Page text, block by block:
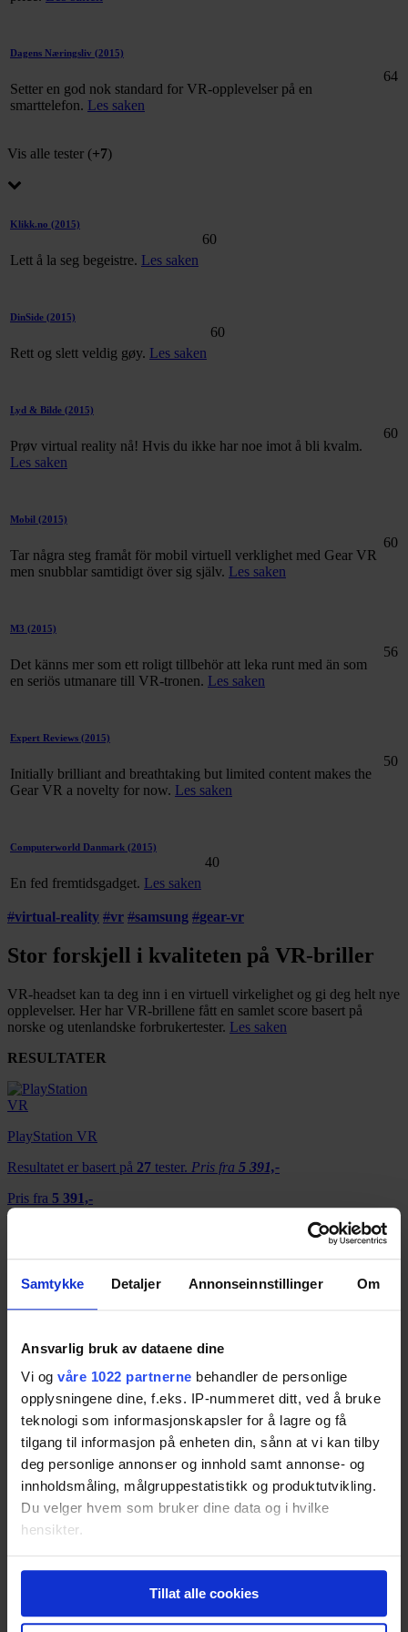
Samtykke Detaljer Annonseinnstillinger Om
Ansvarlig bruk av dataene dine
Vi og våre 1022 partnerne behandler de personlige
opplysningene dine, f.eks. IP-nummeret ditt, ved å bruke
teknologi som informasjonskapsler for å lagre og få
tilgang til informasjon på enheten din, sånn at vi kan tilby
deg personlige annonser og innhold samt annonse- og
innholdsmåling, målgruppestatistikk og produktutvikling.
Du velger hvem som bruker dine data og i hvilke
hensikter.
Hvis du gir oss lov, vil vi også gjerne:
Innhente informasjon om den geografiske
beliggenheten din, som kan være nøyaktig innenfor
Tillat alle cookies
Dagens Næringsliv (2015)
Setter en god nok standard for VR-opplevelser på en
smarttelefon. Les saken
64
Vis alle tester (+7)
Klikk.no (2015)
Lett å la seg begeistre. Les saken
60
DinSide (2015)
Rett og slett veldig gøy. Les saken
60
Lyd & Bilde (2015)
Prøv virtual reality nå! Hvis du ikke har noe imot å bli kvalm.
Les saken
60
Mobil (2015)
Tar några steg framåt för mobil virtuell verklighet med Gear VR
men snubblar samtidigt över sig själv. Les saken
60
M3 (2015)
Det känns mer som ett roligt tillbehör att leka runt med än som
en seriös utmanare till VR-tronen. Les saken
56
Expert Reviews (2015)
Initially brilliant and breathtaking but limited content makes the
Gear VR a novelty for now. Les saken
50
Computerworld Danmark (2015)
En fed fremtidsgadget. Les saken
40
#virtual-reality #vr #samsung #gear-vr
Stor forskjell i kvaliteten på VR-briller
VR-headset kan ta deg inn i en virtuell virkelighet og gi deg helt nye
opplevelser. Her har VR-brillene fått en samlet score basert på
norske og utenlandske forbrukertester. Les saken
RESULTATER
PlayStation VR
Resultatet er basert på 27 tester. Pris fra 5 391,-
Pris fra 5 391,-
Oculus Rift
Resultatet er basert på
77
Google Daydream View VR
Resultatet er basert på 19tester.
4smarts VR Spectator Sound
75